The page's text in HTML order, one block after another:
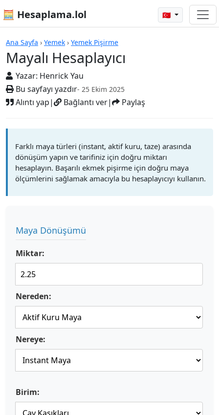
🧮 Hesaplama.lol 🇹🇷
Ana Sayfa › Yemek › Yemek Pişirme
Mayalı Hesaplayıcı
Yazar: Henrick Yau
Bu sayfayı yazdır- 25 Ekim 2025
Alıntı yap| Bağlantı ver| Paylaş
Mayalı Hesaplayıcı
Farklı maya türleri (instant, aktif kuru, taze) arasında
dönüşüm yapın ve tarifiniz için doğru miktarı
hesaplayın. Başarılı ekmek pişirme için doğru maya
ölçümlerini sağlamak amacıyla bu hesaplayıcıyı kullanın.
Maya Dönüşümü
Miktar:
Nereden:
Nereye:
Birim: